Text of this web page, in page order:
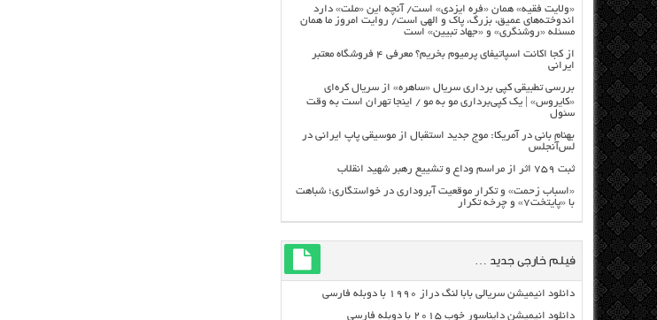
«ولایت فقیه» همان «فره ایزدی» است/ آنچه این «ملت» دارد
اندوخته‌های عمیق، بزرگ، پاک و الهی است/ روایت امروز ما همان
مسئله «روشنگری» و «جهاد تبیین» است
از کجا اکانت اسپاتیفای پرمیوم بخریم؟ معرفی ۴ فروشگاه معتبر
ایرانی
بررسی تطبیقی کپی برداری سریال «ساهره» از سریال کره‌ای
«کایروس» | یک کپی‌برداری مو به مو / اینجا تهران است به وقت
سئول
بهنام بانی در آمریکا: موج جدید استقبال از موسیقی پاپ ایرانی در
لس‌آنجلس
ثبت ۷۵۹ اثر از مراسم وداع و تشییع رهبر شهید انقلاب
«اسباب زحمت» و تکرار موقعیت آبروداری در خواستگاری؛ شباهت
با «پایتخت۷» و چرخه تکرار
فیلم خارجی جدید …
دانلود انیمیشن سریالی بابا لنگ دراز ۱۹۹۰ با دوبله فارسی
دانلود انیمیشن دایناسور خوب ۲۰۱۵ با دوبله فارسی